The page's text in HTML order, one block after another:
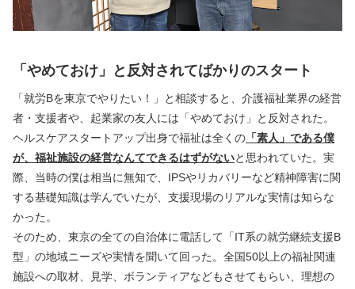
「やめておけ」と反対されてばかりのスタート
「就労Bを東京でやりたい！」と相談すると、介護福祉業界の経営
者・支援者や、起業家の友人には「やめておけ」と反対された。
ヘルスケアスタートアップ出身で福祉は全くの 「素人」である僕
が、福祉施設の経営なんてできるはずがないと思われていた。実
際、当時の僕は相当に無知で、IPSやリカバリーなど精神障害に関
する基礎知識は学んでいたが、支援現場のリアルな実情は知らな
かった。
そのため、東京の全ての自治体に電話して「IT系の就労継続支援B
型」の地域ニーズや実情を聞いて回った。全国50以上の福祉関連
施設への取材、見学、ボランティアなどもさせてもらい、理想の